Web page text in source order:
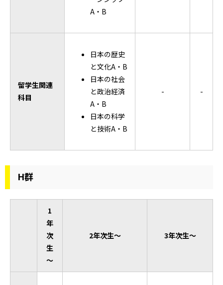
A・B
留学生関連
科目
日本の歴史
と文化A・B
日本の社会
と政治経済
A・B
日本の科学
と技術A・B
- -
H群
1
年
次
生
～
2年次生～ 3年次生～